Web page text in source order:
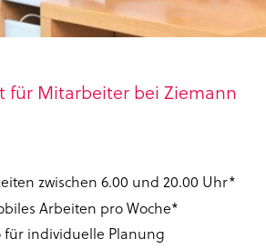
für Mitarbeiter bei Ziemann
zwischen 6.00 und 20.00 Uhr*
Arbeiten pro Woche*
für individuelle Planung